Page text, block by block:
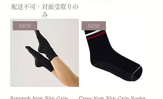
配送不可・対面受取りの
み
NEW NEW